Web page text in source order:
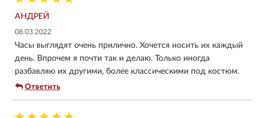
АНДРЕЙ
08.03.2022
Часы выглядят очень прилично. Хочется носить их каждый
день. Впрочем я почти так и делаю. Только иногда
разбавляю их другими, более классическими под костюм.
Ответить